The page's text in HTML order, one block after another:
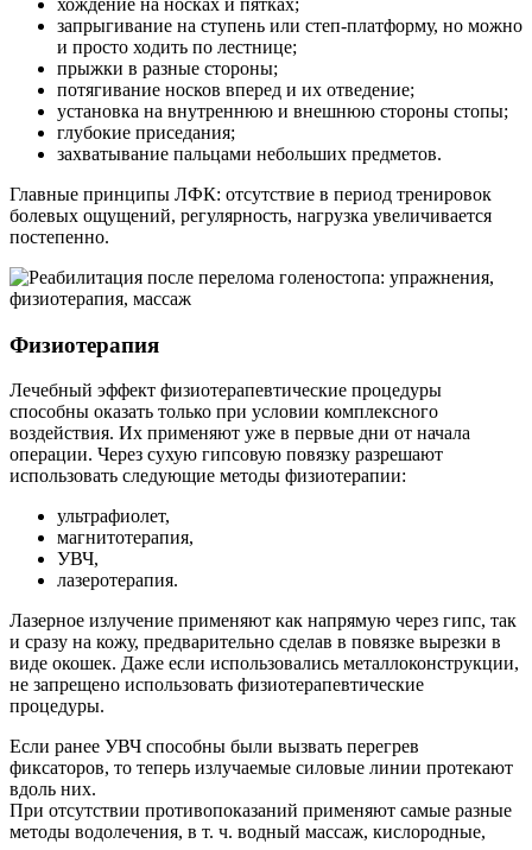
запрыгивание на ступень или степ-платформу, но можно
и просто ходить по лестнице;
прыжки в разные стороны;
потягивание носков вперед и их отведение;
установка на внутреннюю и внешнюю стороны стопы;
глубокие приседания;
захватывание пальцами небольших предметов.
Главные принципы ЛФК: отсутствие в период тренировок
болевых ощущений, регулярность, нагрузка увеличивается
постепенно.
Физиотерапия
Лечебный эффект физиотерапевтические процедуры
способны оказать только при условии комплексного
воздействия. Их применяют уже в первые дни от начала
операции. Через сухую гипсовую повязку разрешают
использовать следующие методы физиотерапии:
ультрафиолет,
магнитотерапия,
УВЧ,
лазеротерапия.
Лазерное излучение применяют как напрямую через гипс, так
и сразу на кожу, предварительно сделав в повязке вырезки в
виде окошек. Даже если использовались металлоконструкции,
не запрещено использовать физиотерапевтические
процедуры.
Если ранее УВЧ способны были вызвать перегрев
фиксаторов, то теперь излучаемые силовые линии протекают
вдоль них.
При отсутствии противопоказаний применяют самые разные
методы водолечения, в т. ч. водный массаж, кислородные,